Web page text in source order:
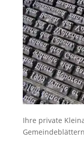
Ihre private